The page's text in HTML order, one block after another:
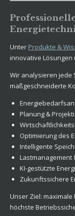
Unter Produkte &
innovative Lösungen
Wir analysieren jede
maßgeschneiderte
Planung &
Optimierung des
Intelligente
Lastmanagement
KI-gestützte
Zukunftssichere
Unser Ziel:
höchste